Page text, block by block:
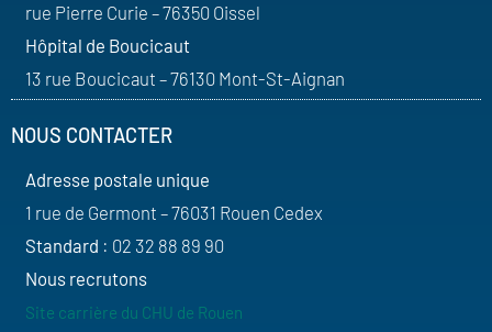
rue Pierre Curie – 76350 Oissel
Hôpital de Boucicaut
13 rue Boucicaut – 76130 Mont-St-Aignan
NOUS CONTACTER
Adresse postale unique
1 rue de Germont – 76031 Rouen Cedex
Standard : 02 32 88 89 90
Nous recrutons
Site carrière du CHU de Rouen